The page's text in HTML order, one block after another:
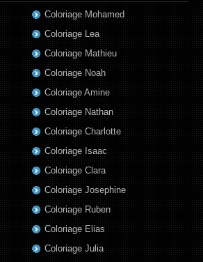
Coloriage Mohamed
Coloriage Lea
Coloriage Mathieu
Coloriage Noah
Coloriage Amine
Coloriage Nathan
Coloriage Charlotte
Coloriage Isaac
Coloriage Clara
Coloriage Josephine
Coloriage Ruben
Coloriage Elias
Coloriage Julia